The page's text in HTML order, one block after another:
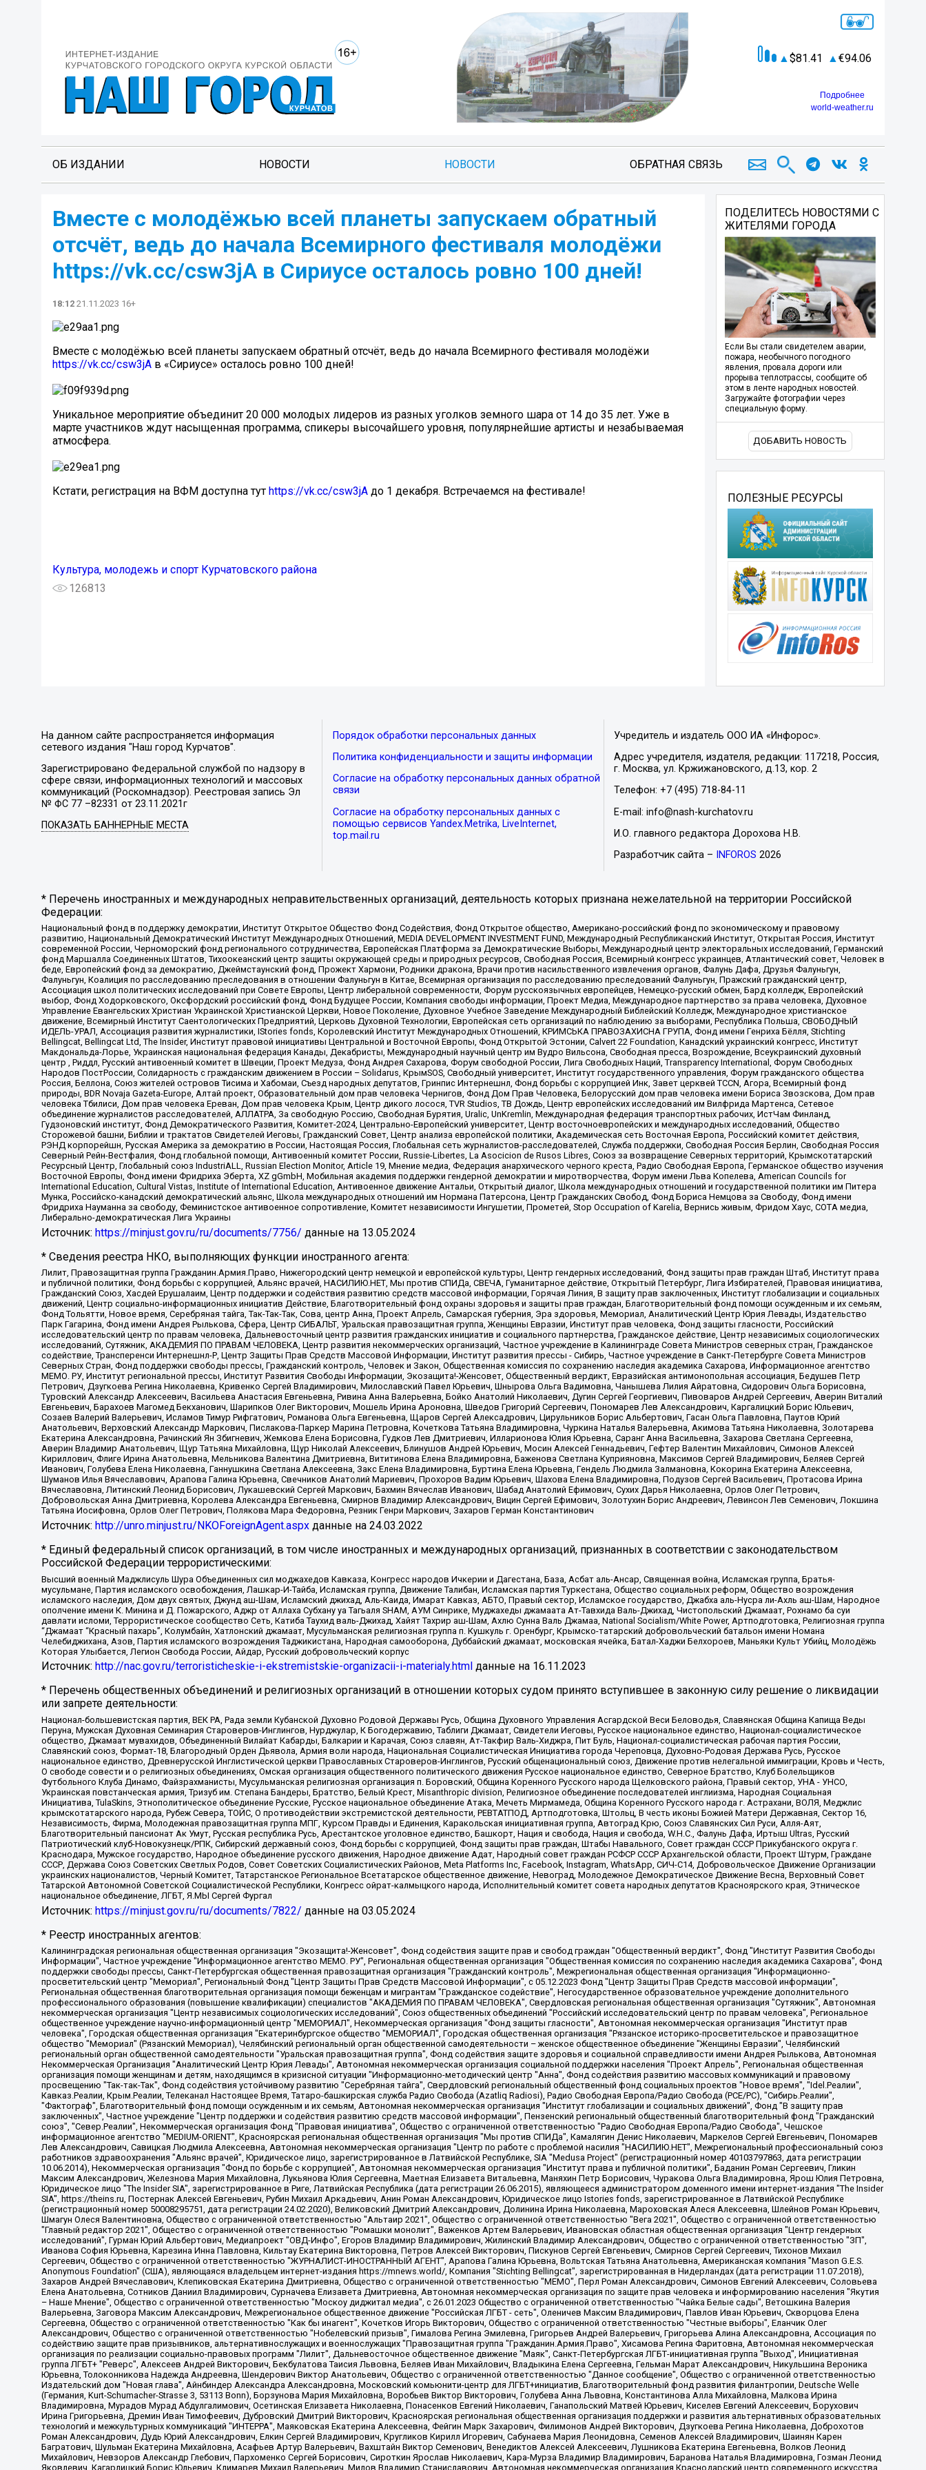
81.41 94.06
Подробнее
world-weather.ru
ОБ ИЗДАНИИ НОВОСТИ НОВОСТИ ОБРАТНАЯ СВЯЗЬ
Вместе с молодёжью всей планеты запускаем обратный
отсчёт, ведь до начала Всемирного фестиваля молодёжи
https://vk.cc/csw3jA в Сириусе осталось ровно 100 дней!
18:12 21.11.2023 16+
Вместе с молодёжью всей планеты запускаем обратный отсчёт, ведь до начала Всемирного фестиваля молодёжи
https://vk.cc/csw3jA в «Сириусе» осталось ровно 100 дней!
Уникальное мероприятие объединит 20 000 молодых лидеров из разных уголков земного шара от 14 до 35 лет. Уже в
марте участников ждут насыщенная программа, спикеры высочайшего уровня, популярнейшие артисты и незабываемая
атмосфера.
Кстати, регистрация на ВФМ доступна тут https://vk.cc/csw3jA до 1 декабря. Встречаемся на фестивале!
Культура, молодежь и спорт Курчатовского района
126813
ПОДЕЛИТЕСЬ НОВОСТЯМИ С
ЖИТЕЛЯМИ ГОРОДА
Если Вы стали свидетелем аварии,
пожара, необычного погодного
явления, провала дороги или
прорыва теплотрассы, сообщите об
этом в ленте народных новостей.
Загружайте фотографии через
специальную форму.
ДОБАВИТЬ НОВОСТЬ
ПОЛЕЗНЫЕ РЕСУРСЫ
На данном сайте распространяется информация
сетевого издания "Наш город Курчатов".
Зарегистрировано Федеральной службой по надзору в
сфере связи, информационных технологий и массовых
коммуникаций (Роскомнадзор). Реестровая запись Эл
№ ФС 77 –82331 от 23.11.2021г
ПОКАЗАТЬ БАННЕРНЫЕ МЕСТА
Порядок обработки персональных данных
Политика конфиденциальности и защиты информации
Согласие на обработку персональных данных обратной
связи
Согласие на обработку персональных данных с
помощью сервисов Yandex.Metrika, LiveInternet,
top.mail.ru
Учредитель и издатель ООО ИА «Инфорос».
Адрес учредителя, издателя, редакции: 117218, Россия,
г. Москва, ул. Кржижановского, д.13, кор. 2
Телефон: +7 (495) 718-84-11
E-mail: info@nash-kurchatov.ru
И.О. главного редактора Дорохова Н.В.
Разработчик сайта – INFOROS 2026
* Перечень иностранных и международных неправительственных организаций, деятельность которых признана нежелательной на территории Российской
Федерации:
Национальный фонд в поддержку демократии, Институт Открытое Общество Фонд Содействия, Фонд Открытое общество, Американо-российский фонд по экономическому и правовому
развитию, Национальный Демократический Институт Международных Отношений, MEDIA DEVELOPMENT INVESTMENT FUND, Международный Республиканский Институт, Открытая Россия, Институт
современной России, Черноморский фонд регионального сотрудничества, Европейская Платформа за Демократические Выборы, Международный центр электоральных исследований, Германский
фонд Маршалла Соединенных Штатов, Тихоокеанский центр защиты окружающей среды и природных ресурсов, Свободная Россия, Всемирный конгресс украинцев, Атлантический совет, Человек в
беде, Европейский фонд за демократию, Джеймстаунский фонд, Прожект Хармони, Родники дракона, Врачи против насильственного извлечения органов, Фалунь Дафа, Друзья Фалуньгун,
Фалуньгун, Коалиция по расследованию преследования в отношении Фалуньгун в Китае, Всемирная организация по расследованию преследований Фалуньгун, Пражский гражданский центр,
Ассоциация школ политических исследований при Совете Европы, Центр либеральной современности, Форум русскоязычных европейцев, Немецко-русский обмен, Бард колледж, Европейский
выбор, Фонд Ходорковского, Оксфордский российский фонд, Фонд Будущее России, Компания свободы информации, Проект Медиа, Международное партнерство за права человека, Духовное
Управление Евангельских Христиан Украинской Христианской Церкви, Новое Поколение, Духовное Учебное Заведение Международный Библейский Колледж, Международное христианское
движение, Всемирный Институт Саентологических Предприятий, Церковь Духовной Технологии, Европейская сеть организаций по наблюдению за выборами, Республика Польша, СВОБОДНЫЙ
ИДЕЛЬ-УРАЛ, Ассоциация развития журналистики, IStories fonds, Королевский Институт Международных Отношений, КРИМСЬКА ПРАВОЗАХИСНА ГРУПА, Фонд имени Генриха Бёлля, Stichting
Bellingcat, Bellingcat Ltd, The Insider, Институт правовой инициативы Центральной и Восточной Европы, Фонд Открытой Эстонии, Calvert 22 Foundation, Канадский украинский конгресс, Институт
Макдональда-Лорье, Украинская национальная федерация Канады, Декабристы, Международный научный центр им Вудро Вильсона, Свободная пресса, Возрождение, Всеукраинский духовный
центр , Риддл, Русский антивоенный комитет в Швеции, Проект Медуза, Фонд Андрея Сахарова, Форум свободной России, Лига Свободных Наций, Transparеncy International, Форум Свободных
Народов ПостРоссии, Солидарность с гражданским движением в России – Solidarus, КрымSOS, Свободный университет, Институт государственного управления, Форум гражданского общества
Россия, Беллона, Союз жителей островов Тисима и Хабомаи, Съезд народных депутатов, Гринпис Интернешнл, Фонд борьбы с коррупцией Инк, Завет церквей TCCN, Агора, Всемирный фонд
природы, BDR Novaja Gazeta-Europe, Алтай проект, Образовательный дом прав человека Чернигов, Фонд Дом Прав Человека, Белорусский дом прав человека имени Бориса Звозскова, Дом прав
человека Тбилиси, Дом прав человека Ереван, Дом прав человека Крым, Центр дикого лосося, TVR Studios, ТВ Дождь, Центр европейских исследований им Вилфрида Мартенса, Сетевое
объединение журналистов расследователей, АЛЛАТРА, За свободную Россию, Свободная Бурятия, Uralic, UnKremlin, Международная федерация транспортных рабочих, ИстЧам Финланд,
Гудзоновский институт, Фонд Демократического Развития, Комитет-2024, Центрально-Европейский университет, Центр восточноевропейских и международных исследований, Общество
Сторожевой башни, Библии и трактатов Свидетелей Иеговы, Гражданский Совет, Центр анализа европейской политики, Академическая сеть Восточная Европа, Российский комитет действия,
РЭНД корпорейшн, Русская Америка за демократию в России, Настоящая Россия, Глобальная сеть журналистов-расследователей, Служба поддержки, Свободная Россия Берлин, Свободная Россия
Северный Рейн-Вестфалия, Фонд глобальной помощи, Антивоенный комитет России, Russie-Libertes, La Asocicion de Rusos Libres, Союз за возвращение Северных территорий, Крымскотатарский
Ресурсный Центр, Глобальный союз IndustriALL, Russian Election Monitor, Article 19, Мнение медиа, Федерация анархического черного креста, Радио Свободная Европа, Германское общество изучения
Восточной Европы, Фонд имени Фридриха Эберта, XZ gGmbH, Мобильная академия поддержки гендерной демократии и миротворчества, Форум имени Льва Копелева, American Councils for
International Education, Cultural Vistas, Institute of International Education, Антивоенное движение Антальи, Открытый диалог, Школа международных отношений и государственной политики им Питера
Мунка, Российско-канадский демократический альянс, Школа международных отношений им Нормана Патерсона, Центр Гражданских Свобод, Фонд Бориса Немцова за Свободу, Фонд имени
Фридриха Науманна за свободу, Феминистское антивоенное сопротивление, Комитет независимости Ингушетии, Прометей, Stop Occupation of Karelia, Вернись живым, Фридом Хаус, СОТА медиа,
Либерально-демократическая Лига Украины
Источник: https://minjust.gov.ru/ru/documents/7756/ данные на 13.05.2024
* Сведения реестра НКО, выполняющих функции иностранного агента:
Лилит, Правозащитная группа Гражданин.Армия.Право, Нижегородский центр немецкой и европейской культуры, Центр гендерных исследований, Фонд защиты прав граждан Штаб, Институт права
и публичной политики, Фонд борьбы с коррупцией, Альянс врачей, НАСИЛИЮ.НЕТ, Мы против СПИДа, СВЕЧА, Гуманитарное действие, Открытый Петербург, Лига Избирателей, Правовая инициатива,
Гражданский Союз, Хасдей Ерушалаим, Центр поддержки и содействия развитию средств массовой информации, Горячая Линия, В защиту прав заключенных, Институт глобализации и социальных
движений, Центр социально-информационных инициатив Действие, Благотворительный фонд охраны здоровья и защиты прав граждан, Благотворительный фонд помощи осужденным и их семьям,
Фонд Тольятти, Новое время, Серебряная тайга, Так-Так-Так, Сова, центр Анна, Проект Апрель, Самарская губерния, Эра здоровья, Мемориал, Аналитический Центр Юрия Левады, Издательство
Парк Гагарина, Фонд имени Андрея Рылькова, Сфера, Центр СИБАЛЬТ, Уральская правозащитная группа, Женщины Евразии, Институт прав человека, Фонд защиты гласности, Российский
исследовательский центр по правам человека, Дальневосточный центр развития гражданских инициатив и социального партнерства, Гражданское действие, Центр независимых социологических
исследований, Сутяжник, АКАДЕМИЯ ПО ПРАВАМ ЧЕЛОВЕКА, Центр развития некоммерческих организаций, Частное учреждение в Калининграде Совета Министров северных стран, Гражданское
содействие, Трансперенси Интернешнл-Р, Центр Защиты Прав Средств Массовой Информации, Институт развития прессы - Сибирь, Частное учреждение в Санкт-Петербурге Совета Министров
Северных Стран, Фонд поддержки свободы прессы, Гражданский контроль, Человек и Закон, Общественная комиссия по сохранению наследия академика Сахарова, Информационное агентство
МЕМО. РУ, Институт региональной прессы, Институт Развития Свободы Информации, Экозащита!-Женсовет, Общественный вердикт, Евразийская антимонопольная ассоциация, Бедушев Петр
Петрович, Дзугкоева Регина Николаевна, Кривенко Сергей Владимирович, Милославский Павел Юрьевич, Шнырова Ольга Вадимовна, Чанышева Лилия Айратовна, Сидорович Ольга Борисовна,
Туровский Александр Алексеевич, Васильева Анастасия Евгеньевна, Ривина Анна Валерьевна, Бойко Анатолий Николаевич, Дугин Сергей Георгиевич, Пивоваров Андрей Сергеевич, Аверин Виталий
Евгеньевич, Барахоев Магомед Бекханович, Шарипков Олег Викторович, Мошель Ирина Ароновна, Шведов Григорий Сергеевич, Пономарев Лев Александрович, Каргалицкий Борис Юльевич,
Созаев Валерий Валерьевич, Исламов Тимур Рифгатович, Романова Ольга Евгеньевна, Щаров Сергей Алексадрович, Цирульников Борис Альбертович, Гасан Ольга Павловна, Паутов Юрий
Анатольевич, Верховский Александр Маркович, Пислакова-Паркер Марина Петровна, Кочеткова Татьяна Владимировна, Чуркина Наталья Валерьевна, Акимова Татьяна Николаевна, Золотарева
Екатерина Александровна, Рачинский Ян Збигневич, Жемкова Елена Борисовна, Гудков Лев Дмитриевич, Илларионова Юлия Юрьевна, Саранг Анна Васильевна, Захарова Светлана Сергеевна,
Аверин Владимир Анатольевич, Щур Татьяна Михайловна, Щур Николай Алексеевич, Блинушов Андрей Юрьевич, Мосин Алексей Геннадьевич, Гефтер Валентин Михайлович, Симонов Алексей
Кириллович, Флиге Ирина Анатольевна, Мельникова Валентина Дмитриевна, Вититинова Елена Владимировна, Баженова Светлана Куприяновна, Максимов Сергей Владимирович, Беляев Сергей
Иванович, Голубева Елена Николаевна, Ганнушкина Светлана Алексеевна, Закс Елена Владимировна, Буртина Елена Юрьевна, Гендель Людмила Залмановна, Кокорина Екатерина Алексеевна,
Шуманов Илья Вячеславович, Арапова Галина Юрьевна, Свечников Анатолий Мариевич, Прохоров Вадим Юрьевич, Шахова Елена Владимировна, Подузов Сергей Васильевич, Протасова Ирина
Вячеславовна, Литинский Леонид Борисович, Лукашевский Сергей Маркович, Бахмин Вячеслав Иванович, Шабад Анатолий Ефимович, Сухих Дарья Николаевна, Орлов Олег Петрович,
Добровольская Анна Дмитриевна, Королева Александра Евгеньевна, Смирнов Владимир Александрович, Вицин Сергей Ефимович, Золотухин Борис Андреевич, Левинсон Лев Семенович, Локшина
Татьяна Иосифовна, Орлов Олег Петрович, Полякова Мара Федоровна, Резник Генри Маркович, Захаров Герман Константинович
Источник: http://unro.minjust.ru/NKOForeignAgent.aspx данные на 24.03.2022
* Единый федеральный список организаций, в том числе иностранных и международных организаций, признанных в соответствии с законодательством
Российской Федерации террористическими:
Высший военный Маджлисуль Шура Объединенных сил моджахедов Кавказа, Конгресс народов Ичкерии и Дагестана, База, Асбат аль-Ансар, Священная война, Исламская группа, Братья-
мусульмане, Партия исламского освобождения, Лашкар-И-Тайба, Исламская группа, Движение Талибан, Исламская партия Туркестана, Общество социальных реформ, Общество возрождения
исламского наследия, Дом двух святых, Джунд аш-Шам, Исламский джихад, Аль-Каида, Имарат Кавказ, АБТО, Правый сектор, Исламское государство, Джабха аль-Нусра ли-Ахль аш-Шам, Народное
ополчение имени К. Минина и Д. Пожарского, Аджр от Аллаха Субхану уа Тагьаля SHAM, АУМ Синрике, Муджахеды джамаата Ат-Тавхида Валь-Джихад, Чистопольский Джамаат, Рохнамо ба суи
давлати исломи, Террористическое сообщество Сеть, Катиба Таухид валь-Джихад, Хайят Тахрир аш-Шам, Ахлю Сунна Валь Джамаа, National Socialism/White Power, Артподготовка, Религиозная группа
“Джамаат “Красный пахарь”, Колумбайн, Хатлонский джамаат, Мусульманская религиозная группа п. Кушкуль г. Оренбург, Крымско-татарский добровольческий батальон имени Номана
Челебиджихана, Азов, Партия исламского возрождения Таджикистана, Народная самооборона, Дуббайский джамаат, московская ячейка, Батал-Хаджи Белхороев, Маньяки Культ Убийц, Молодёжь
Которая Улыбается, Легион Свобода России, Айдар, Русский добровольческий корпус
Источник: http://nac.gov.ru/terroristicheskie-i-ekstremistskie-organizacii-i-materialy.html данные на 16.11.2023
* Перечень общественных объединений и религиозных организаций в отношении которых судом принято вступившее в законную силу решение о ликвидации
или запрете деятельности:
Национал-большевистская партия, ВЕК РА, Рада земли Кубанской Духовно Родовой Державы Русь, Община Духовного Управления Асгардской Веси Беловодья, Славянская Община Капища Веды
Перуна, Мужская Духовная Семинария Староверов-Инглингов, Нурджулар, К Богодержавию, Таблиги Джамаат, Свидетели Иеговы, Русское национальное единство, Национал-социалистическое
общество, Джамаат мувахидов, Объединенный Вилайат Кабарды, Балкарии и Карачая, Союз славян, Ат-Такфир Валь-Хиджра, Пит Буль, Национал-социалистическая рабочая партия России,
Славянский союз, Формат-18, Благородный Орден Дьявола, Армия воли народа, Национальная Социалистическая Инициатива города Череповца, Духовно-Родовая Держава Русь, Русское
национальное единство, Древнерусской Инглистической церкви Православных Староверов-Инглингов, Русский общенациональный союз, Движение против нелегальной иммиграции, Кровь и Честь,
О свободе совести и о религиозных объединениях, Омская организация общественного политического движения Русское национальное единство, Северное Братство, Клуб Болельщиков
Футбольного Клуба Динамо, Файзрахманисты, Мусульманская религиозная организация п. Боровский, Община Коренного Русского народа Щелковского района, Правый сектор, УНА - УНСО,
Украинская повстанческая армия, Тризуб им. Степана Бандеры, Братство, Белый Крест, Misanthropic division, Религиозное объединение последователей инглиизма, Народная Социальная
Инициатива, TulaSkins, Этнополитическое объединение Русские, Русское национальное объединение Атака, Мечеть Мирмамеда, Община Коренного Русского народа г. Астрахани, ВОЛЯ, Меджлис
крымскотатарского народа, Рубеж Севера, ТОЙС, О противодействии экстремистской деятельности, РЕВТАТПОД, Артподготовка, Штольц, В честь иконы Божией Матери Державная, Сектор 16,
Независимость, Фирма, Молодежная правозащитная группа МПГ, Курсом Правды и Единения, Каракольская инициативная группа, Автоград Крю, Союз Славянских Сил Руси, Алля-Аят,
Благотворительный пансионат Ак Умут, Русская республика Русь, Арестантское уголовное единство, Башкорт, Нация и свобода, Нация и свобода, W.H.С., Фалунь Дафа, Иртыш Ultras, Русский
Патриотический клуб-Новокузнецк/РПК, Сибирский державный союз, Фонд борьбы с коррупцией, Фонд защиты прав граждан, Штабы Навального, Совет граждан СССР Прикубанского округа г.
Краснодара, Мужское государство, Народное объединение русского движения, Народное движение Адат, Народный совет граждан РСФСР СССР Архангельской области, Проект Штурм, Граждане
СССР, Держава Союз Советских Светлых Родов, Совет Советских Социалистических Районов, Meta Platforms Inc, Facebook, Instagram, WhatsApp, СИЧ-С14, Добровольческое Движение Организации
украинских националистов, Черный Комитет, Татарстанское Региональное Всетатарское общественное движение, Невоград, Молодежное Демократическое Движение Весна, Верховный Совет
Татарской Автономной Советской Социалистической Республики, Конгресс ойрат-калмыцкого народа, Исполнительный комитет совета народных депутатов Красноярского края, Этническое
национальное объединение, ЛГБТ, Я.МЫ Сергей Фургал
Источник: https://minjust.gov.ru/ru/documents/7822/ данные на 03.05.2024
* Реестр иностранных агентов:
Калининградская региональная общественная организация "Экозащита!-Женсовет", Фонд содействия защите прав и свобод граждан "Общественный вердикт", Фонд "Институт Развития Свободы Информации", Частное учреждение "Информационное агентство МЕМО. РУ", Региональная общественная организация "Общественная комиссия по сохранению наследия академика Сахарова", Фонд поддержки свободы прессы, Санкт-Петербургская общественная правозащитная организация "Гражданский контроль", Межрегиональная общественная организация "Информационно-просветительский центр "Мемориал", Региональный Фонд "Центр Защиты Прав Средств Массовой Информации", с 05.12.2023 Фонд "Центр Защиты Прав Средств массовой информации", Региональная общественная благотворительная организация помощи беженцам и мигрантам "Гражданское содействие", Негосударственное образовательное учреждение дополнительного профессионального образования (повышение квалификации) специалистов "АКАДЕМИЯ ПО ПРАВАМ ЧЕЛОВЕКА", Свердловская региональная общественная организация "Сутяжник", Автономная некоммерческая организация "Центр независимых социологических исследований", Союз общественных объединений "Российский исследовательский центр по правам человека", Региональное общественное учреждение научно-информационный центр "МЕМОРИАЛ", Некоммерческая организация "Фонд защиты гласности", Автономная некоммерческая организация "Институт прав человека", Городская общественная организация "Екатеринбургское общество "МЕМОРИАЛ", Городская общественная организация "Рязанское историко-просветительское и правозащитное общество "Мемориал" (Рязанский Мемориал), Челябинский региональный орган общественной самодеятельности – женское общественное объединение "Женщины Евразии", Челябинский региональный орган общественной самодеятельности "Уральская правозащитная группа", Фонд содействия защите здоровья и социальной справедливости имени Андрея Рылькова, Автономная Некоммерческая Организация "Аналитический Центр Юрия Левады", Автономная некоммерческая организация социальной поддержки населения "Проект Апрель", Региональная общественная организация помощи женщинам и детям, находящимся в кризисной ситуации "Информационно-методический центр "Анна", Фонд содействия развитию массовых коммуникаций и правовому просвещению "Так-так-Так", Фонд содействия устойчивому развитию "Серебряная тайга", Свердловский региональный общественный фонд социальных проектов "Новое время", "Idel.Реалии", Кавказ.Реалии, Крым.Реалии, Телеканал Настоящее Время, Татаро-башкирская служба Радио Свобода (Azatliq Radiosi), Радио Свободная Европа/Радио Свобода (PCE/PC), "Сибирь.Реалии", "Фактограф", Благотворительный фонд помощи осужденным и их семьям, Автономная некоммерческая организация "Институт глобализации и социальных движений", Фонд "В защиту прав заключенных", Частное учреждение "Центр поддержки и содействия развитию средств массовой информации", Пензенский региональный общественный благотворительный фонд "Гражданский союз", "Север.Реалии", Некоммерческая организация Фонд "Правовая инициатива", Общество с ограниченной ответственностью "Радио Свободная Европа/Радио Свобода", Чешское информационное агентство "MEDIUM-ORIENT", Красноярская региональная общественная организация "Мы против СПИДа", Камалягин Денис Николаевич, Маркелов Сергей Евгеньевич, Пономарев Лев Александрович, Савицкая Людмила Алексеевна, Автономная некоммерческая организация "Центр по работе с проблемой насилия "НАСИЛИЮ.НЕТ", Межрегиональный профессиональный союз работников здравоохранения "Альянс врачей", Юридическое лицо, зарегистрированное в Латвийской Республике, SIA "Medusa Project" (регистрационный номер 40103797863, дата регистрации 10.06.2014), Некоммерческая организация "Фонд по борьбе с коррупцией", Автономная некоммерческая организация "Институт права и публичной политики", Баданин Роман Сергеевич, Гликин Максим Александрович, Железнова Мария Михайловна, Лукьянова Юлия Сергеевна, Маетная Елизавета Витальевна, Маняхин Петр Борисович, Чуракова Ольга Владимировна, Ярош Юлия Петровна, Юридическое лицо "The Insider SIA", зарегистрированное в Риге, Латвийская Республика (дата регистрации 26.06.2015), являющееся администратором доменного имени интернет-издания "The Insider SIA", https://theins.ru, Постернак Алексей Евгеньевич, Рубин Михаил Аркадьевич, Анин Роман Александрович, Юридическое лицо Istories fonds, зарегистрированное в Латвийской Республике (регистрационный номер 50008295751, дата регистрации 24.02.2020), Великовский Дмитрий Александрович, Долинина Ирина Николаевна, Мароховская Алеся Алексеевна, Шлейнов Роман Юрьевич, Шмагун Олеся Валентиновна, Общество с ограниченной ответственностью "Альтаир 2021", Общество с ограниченной ответственностью "Вега 2021", Общество с ограниченной ответственностью "Главный редактор 2021", Общество с ограниченной ответственностью "Ромашки монолит", Важенков Артем Валерьевич, Ивановская областная общественная организация "Центр гендерных исследований", Гурман Юрий Альбертович, Медиапроект "ОВД-Инфо", Егоров Владимир Владимирович, Жилинский Владимир Александрович, Общество с ограниченной ответственностью "ЗП", Иванова София Юрьевна, Карезина Инна Павловна, Кильтау Екатерина Викторовна, Петров Алексей Викторович, Пискунов Сергей Евгеньевич, Смирнов Сергей Сергеевич, Тихонов Михаил Сергеевич, Общество с ограниченной ответственностью "ЖУРНАЛИСТ-ИНОСТРАННЫЙ АГЕНТ", Арапова Галина Юрьевна, Вольтская Татьяна Анатольевна, Американская компания "Mason G.E.S. Anonymous Foundation" (США), являющаяся владельцем интернет-издания https://mnews.world/, Компания "Stichting Bellingcat", зарегистрированная в Нидерландах (дата регистрации 11.07.2018), Захаров Андрей Вячеславович, Клепиковская Екатерина Дмитриевна, Общество с ограниченной ответственностью "МЕМО", Перл Роман Александрович, Симонов Евгений Алексеевич, Соловьева Елена Анатольевна, Сотников Даниил Владимирович, Сурначева Елизавета Дмитриевна, Автономная некоммерческая организация по защите прав человека и информированию населения "Якутия – Наше Мнение", Общество с ограниченной ответственностью "Москоу диджитал медиа", с 26.01.2023 Общество с ограниченной ответственностью "Чайка Белые сады", Ветошкина Валерия Валерьевна, Заговора Максим Александрович, Межрегиональное общественное движение "Российская ЛГБТ - сеть", Оленичев Максим Владимирович, Павлов Иван Юрьевич, Скворцова Елена Сергеевна, Общество с ограниченной ответственностью "Как бы инагент", Кочетков Игорь Викторович, Общество с ограниченной ответственностью "Честные выборы", Еланчик Олег Александрович, Общество с ограниченной ответственностью "Нобелевский призыв", Гималова Регина Эмилевна, Григорьев Андрей Валерьевич, Григорьева Алина Александровна, Ассоциация по содействию защите прав призывников, альтернативнослужащих и военнослужащих "Правозащитная группа "Гражданин.Армия.Право", Хисамова Регина Фаритовна, Автономная некоммерческая организация по реализации социально-правовых программ "Лилит", Дальневосточное общественное движение "Маяк", Санкт-Петербургская ЛГБТ-инициативная группа "Выход", Инициативная группа ЛГБТ+ "Реверс", Алексеев Андрей Викторович, Бекбулатова Таисия Львовна, Беляев Иван Михайлович, Владыкина Елена Сергеевна, Гельман Марат Александрович, Никульшина Вероника Юрьевна, Толоконникова Надежда Андреевна, Шендерович Виктор Анатольевич, Общество с ограниченной ответственностью "Данное сообщение", Общество с ограниченной ответственностью Издательский дом "Новая глава", Айнбиндер Александра Александровна, Московский комьюнити-центр для ЛГБТ+инициатив, Благотворительный фонд развития филантропии, Deutsche Welle (Германия, Kurt-Schumacher-Strasse 3, 53113 Bonn), Борзунова Мария Михайловна, Воробьев Виктор Викторович, Голубева Анна Львовна, Константинова Алла Михайловна, Малкова Ирина Владимировна, Мурадов Мурад Абдулгалимович, Осетинская Елизавета Николаевна, Понасенков Евгений Николаевич, Ганапольский Матвей Юрьевич, Киселев Евгений Алексеевич, Борухович Ирина Григорьевна, Дремин Иван Тимофеевич, Дубровский Дмитрий Викторович, Красноярская региональная общественная организация поддержки и развития альтернативных образовательных технологий и межкультурных коммуникаций "ИНТЕРРА", Маяковская Екатерина Алексеевна, Фейгин Марк Захарович, Филимонов Андрей Викторович, Дзугкоева Регина Николаевна, Доброхотов Роман Александрович, Дудь Юрий Александрович, Елкин Сергей Владимирович, Кругликов Кирилл Игоревич, Сабунаева Мария Леонидовна, Семенов Алексей Владимирович, Шаинян Карен Багратович, Шульман Екатерина Михайловна, Асафьев Артур Валерьевич, Вахштайн Виктор Семенович, Венедиктов Алексей Алексеевич, Лушникова Екатерина Евгеньевна, Волков Леонид Михайлович, Невзоров Александр Глебович, Пархоменко Сергей Борисович, Сироткин Ярослав Николаевич, Кара-Мурза Владимир Владимирович, Баранова Наталья Владимировна, Гозман Леонид Яковлевич, Кагарлицкий Борис Юльевич, Климарев Михаил Валерьевич, Милов Владимир Станиславович, Автономная некоммерческая организация Краснодарский центр современного искусства "Типография", Моргенштерн Алишер Тагирович, Соболь Любовь Эдуардовна, Общество с ограниченной ответственностью "ЛИЗА НОРМ", Каспаров Гарри Кимович, Ходорковский Михаил Борисович, Общество с ограниченной ответственностью "Апрельские тезисы", Данилович Ирина Брониславовна, Кашин Олег Владимирович, Петров Николай Владимирович, Пивоваров Алексей Владимирович, Соколов Михаил Владимирович, Цветкова Юлия Владимировна, Чичваркин Евгений Александрович, Комитет против пыток/Команда против пыток, Общество с ограниченной ответственностью "Первый научный", Общество с ограниченной ответственностью "Вертолет и ко", Белоцерковская Вероника Борисовна, Кац Максим Евгеньевич, Лазарева Татьяна Юрьевна, Шаведдинов Руслан Табризович, Яшин Илья Валерьевич, Общество с ограниченной ответственностью "Иноагент ААВ", Алешковский Дмитрий Петрович, Альбац Евгения Марковна, Быков Дмитрий Львович, Галямина Юлия Евгеньевна, Лойко Сергей Леонидович, Мартынов Кирилл Константинович, Медведев Сергей Александрович, Крашенинников Федор Геннадиевич, Гордеева Катерина Вл